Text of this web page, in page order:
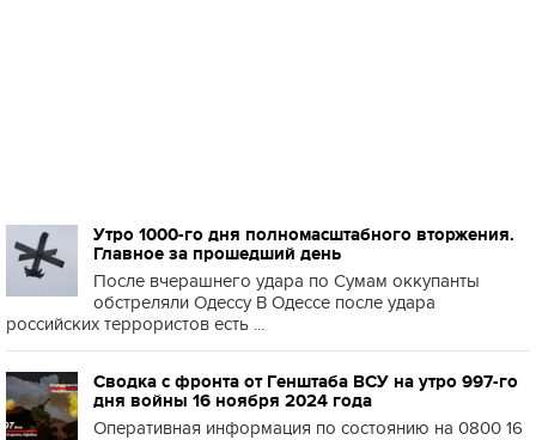
Утро 1000-го дня полномасштабного вторжения.
Главное за прошедший день
После вчерашнего удара по Сумам оккупанты
обстреляли Одессу В Одессе после удара
российских террористов есть ...
Сводка с фронта от Генштаба ВСУ на утро 997-го
дня войны 16 ноября 2024 года
Оперативная информация по состоянию на 0800 16